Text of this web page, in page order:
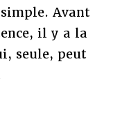
simple. Avant
il y a la
seule, peut